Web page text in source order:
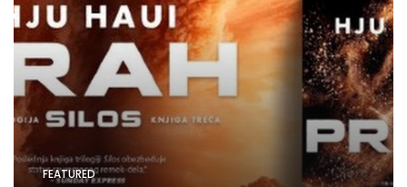
FEATURED